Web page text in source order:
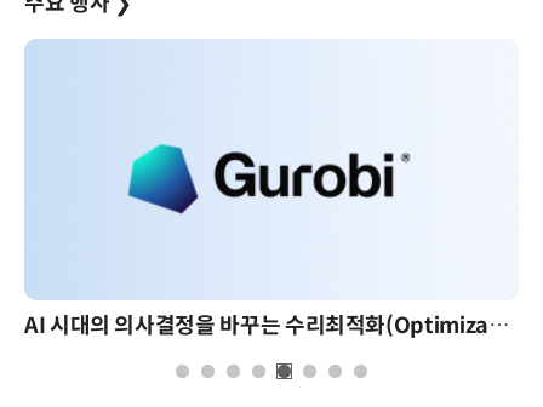
AI 시대의 의사결정을 바꾸는 수리최적화(Optimization): 실제 산업 적용 사례와 활용 전략